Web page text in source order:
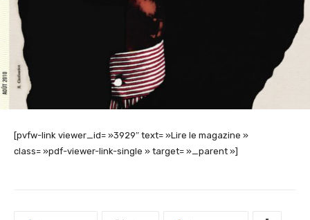
[pvfw-link viewer_id= »3929″ text= »Lire le magazine »
class= »pdf-viewer-link-single » target= »_parent »]